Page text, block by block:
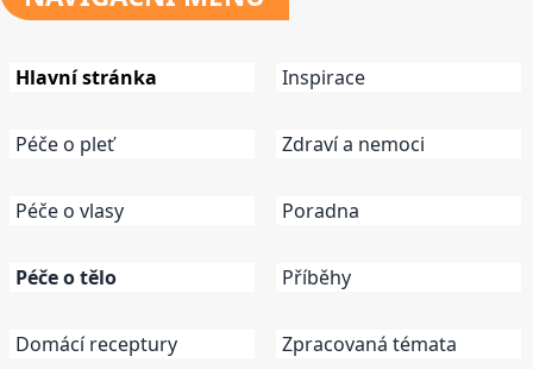
Hlavní stránka
Péče o pleť
Péče o vlasy
Péče o tělo
Domácí receptury
Inspirace
Zdraví a nemoci
Poradna
Příběhy
Zpracovaná témata